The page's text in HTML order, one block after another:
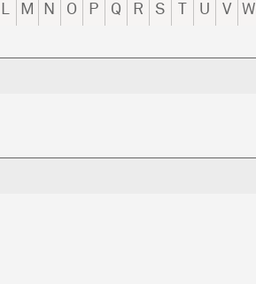
L M N O P Q R S U V W